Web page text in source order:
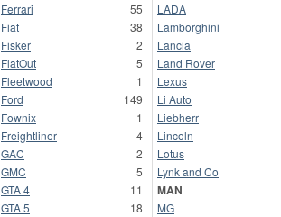
Ferrari
55
Fiat
38
Fisker
2
FlatOut
5
Fleetwood
1
Ford
149
Fownix
1
Freightliner
4
GAC
2
GMC
5
GTA 4
11
GTA 5
18
LADA
Lamborghini
Lancia
Land Rover
Lexus
Li Auto
Liebherr
Lincoln
Lotus
Lynk and Co
MAN
MG